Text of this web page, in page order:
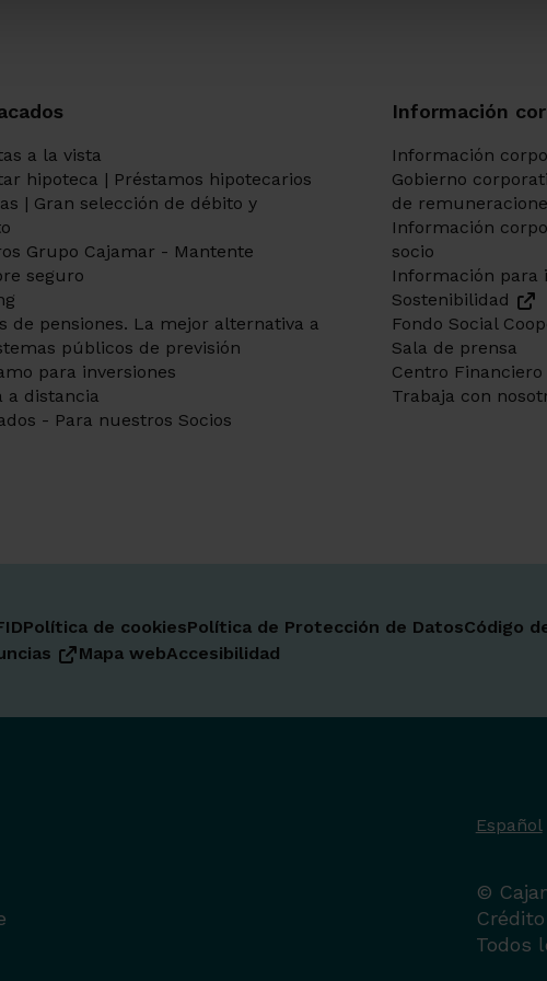
a la vista
hipoteca | Préstamos hipotecarios
| Gran selección de débito y
Grupo Cajamar - Mantente
seguro
de pensiones. La mejor alternativa a
públicos de previsión
para inversiones
a distancia
- Para nuestros Socios
Información
Información
Gobierno
de
Información
socio
Información para
Sostenibilidad
Fondo Social
Sala de prensa
Centro Financiero
Trabaja con
Política de cookiesPolítica de Protección de DatosCódigo
Mapa webAccesibilidad
Español
©
Todos